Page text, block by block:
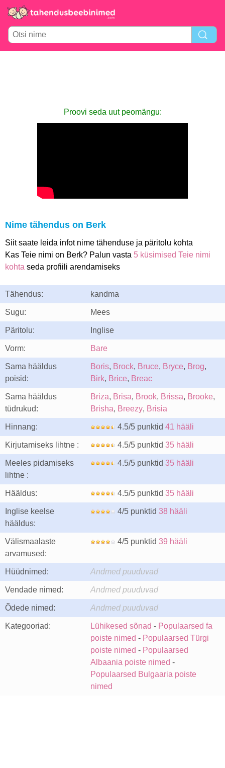
Proovi seda uut peomängu:
Nime tähendus on Berk
Siit saate leida infot nime tähenduse ja päritolu kohta
Kas Teie nimi on Berk? Palun vasta 5 küsimised Teie nimi
kohta seda profiili arendamiseks
Tähendus: kandma
Sugu: Mees
Päritolu: Inglise
Vorm: Bare
Sama hääldus
poisid:
Boris, Brock, Bruce, Bryce, Brog,
Birk, Brice, Breac
Sama hääldus
tüdrukud:
Briza, Brisa, Brook, Brissa, Brooke,
Brisha, Breezy, Brisia
Hinnang: 4.5/5 punktid 41 hääli
Kirjutamiseks lihtne : 4.5/5 punktid 35 hääli
Meeles pidamiseks
lihtne :
4.5/5 punktid 35 hääli
Hääldus: 4.5/5 punktid 35 hääli
Inglise keelse
hääldus:
4/5 punktid 38 hääli
Välismaalaste
arvamused:
4/5 punktid 39 hääli
Hüüdnimed: Andmed puuduvad
Vendade nimed: Andmed puuduvad
Õdede nimed: Andmed puuduvad
Kategooriad: Lühikesed sõnad - Populaarsed fa
poiste nimed - Populaarsed Türgi
poiste nimed - Populaarsed
Albaania poiste nimed -
Populaarsed Bulgaaria poiste
nimed